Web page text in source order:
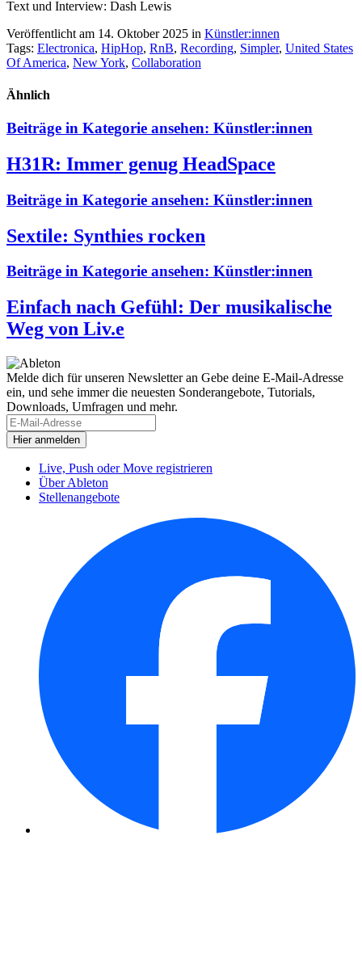
Text und Interview: Dash Lewis
Veröffentlicht am 14. Oktober 2025 in Künstler:innen
Tags: Electronica, HipHop, RnB, Recording, Simpler, United States
Of America, New York, Collaboration
Ähnlich
Beiträge in Kategorie ansehen: Künstler:innen
H31R: Immer genug HeadSpace
Beiträge in Kategorie ansehen: Künstler:innen
Sextile: Synthies rocken
Beiträge in Kategorie ansehen: Künstler:innen
Einfach nach Gefühl: Der musikalische
Weg von Liv.e
Melde dich für unseren Newsletter an Gebe deine E-Mail-Adresse
ein, und sehe immer die neuesten Sonderangebote, Tutorials,
Downloads, Umfragen und mehr.
Live, Push oder Move registrieren
Über Ableton
Stellenangebote